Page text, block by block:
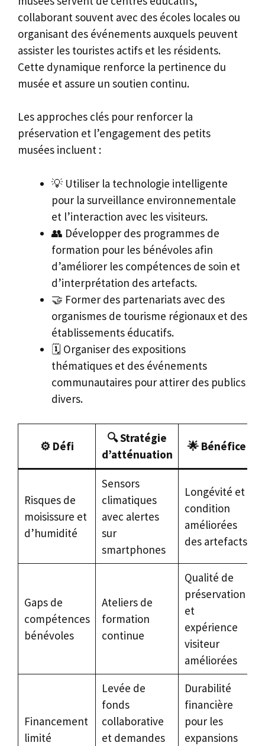
collaborant souvent avec des écoles locales ou
organisant des événements auxquels peuvent
assister les touristes actifs et les résidents.
Cette dynamique renforce la pertinence du
musée et assure un soutien continu.
Les approches clés pour renforcer la
préservation et l’engagement des petits
musées incluent :
💡 Utiliser la technologie intelligente
pour la surveillance environnementale
et l’interaction avec les visiteurs.
👥 Développer des programmes de
formation pour les bénévoles afin
d’améliorer les compétences de soin et
d’interprétation des artefacts.
🤝 Former des partenariats avec des
organismes de tourisme régionaux et des
établissements éducatifs.
🗓️ Organiser des expositions
thématiques et des événements
communautaires pour attirer des publics
divers.
⚙️ Défi
🔍Stratégie
d’atténuation
🌟 Bénéfice
Risques de
moisissure et
d’humidité
Sensors
climatiques
avec alertes
sur
smartphones
Longévité et
condition
améliorées
des artefacts
Gaps de
compétences
bénévoles
Ateliers de
formation
continue
Qualité de
préservation
et
expérience
visiteur
améliorées
Financement
limité
Levée de
fonds
collaborative
et demandes
Durabilité
financière
pour les
expansions